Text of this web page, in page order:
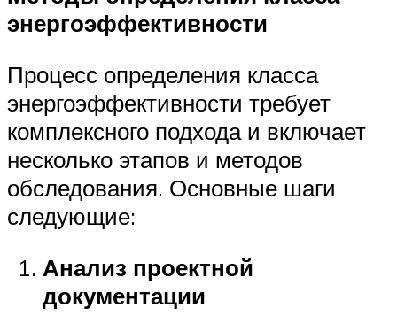
энергоэффективности
Процесс определения класса
энергоэффективности требует
комплексного подхода и включает
несколько этапов и методов
обследования. Основные шаги
следующие:
Анализ проектной
документации